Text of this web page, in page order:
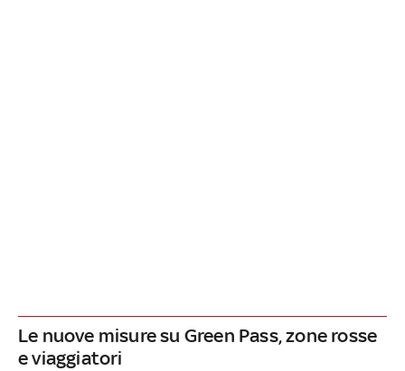
Le nuove misure su Green Pass, zone rosse
e viaggiatori